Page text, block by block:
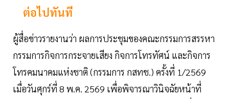
ต่อไปทันที
ผู้สื่อข่าวรายงานว่า ผลการประชุมของคณะกรรมการสรรหา
กรรมการกิจการกระจายเสียง กิจการโทรทัศน์ และกิจการ
โทรคมนาคมแห่งชาติ (กรรมการ กสทช.) ครั้งที่ 1/2569
เมื่อวันศุกร์ที่ 8 พ.ค. 2569 เพื่อพิจารณาวินิจฉัยหน้าที่